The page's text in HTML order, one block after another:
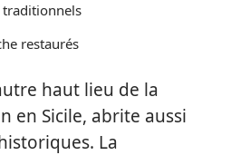
traditionnels
restaurés
haut lieu de la
en Sicile, abrite aussi
La